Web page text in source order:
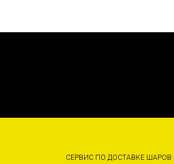
СЕРВИС ПО ДОСТАВКЕ